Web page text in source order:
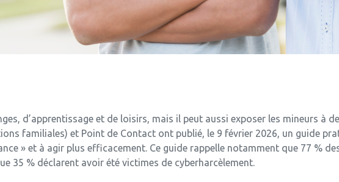
d’apprentissage et de loisirs, mais il peut aussi exposer les mineurs à
familiales) et Point de Contact ont publié, le 9 février 2026, un guide
» et à agir plus efficacement. Ce guide rappelle notamment que 77 %
35 % déclarent avoir été victimes de cyberharcèlement.